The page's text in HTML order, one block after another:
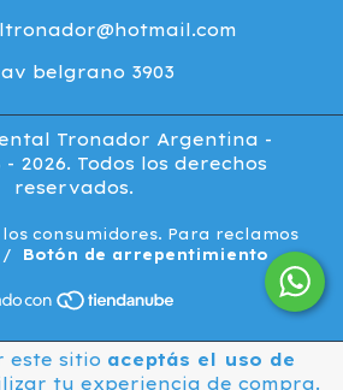
este sitio aceptás el uso de
tu experiencia de compra.
av belgrano 3903
Tronador Argentina -
- 2026. Todos los derechos
reservados.
consumidores. Para reclamos
/ Botón de arrepentimiento